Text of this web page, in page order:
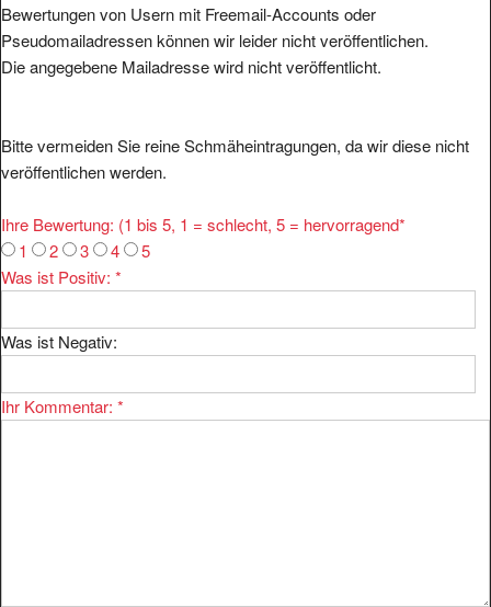
Bewertungen von Usern mit Freemail-Accounts oder
Pseudomailadressen können wir leider nicht veröffentlichen.
Die angegebene Mailadresse wird nicht veröffentlicht.
Bitte vermeiden Sie reine Schmäheintragungen, da wir diese nicht
veröffentlichen werden.
Ihre Bewertung: (1 bis 5, 1 = schlecht, 5 = hervorragend*
1
2 3 4
5
Was ist Positiv: *
Was ist Negativ:
Ihr Kommentar: *